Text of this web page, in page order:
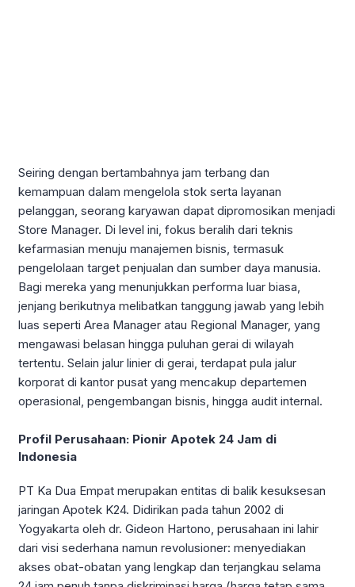
Seiring dengan bertambahnya jam terbang dan
kemampuan dalam mengelola stok serta layanan
pelanggan, seorang karyawan dapat dipromosikan menjadi
Store Manager. Di level ini, fokus beralih dari teknis
kefarmasian menuju manajemen bisnis, termasuk
pengelolaan target penjualan dan sumber daya manusia.
Bagi mereka yang menunjukkan performa luar biasa,
jenjang berikutnya melibatkan tanggung jawab yang lebih
luas seperti Area Manager atau Regional Manager, yang
mengawasi belasan hingga puluhan gerai di wilayah
tertentu. Selain jalur linier di gerai, terdapat pula jalur
korporat di kantor pusat yang mencakup departemen
operasional, pengembangan bisnis, hingga audit internal.
Profil Perusahaan: Pionir Apotek 24 Jam di
Indonesia
PT Ka Dua Empat merupakan entitas di balik kesuksesan
jaringan Apotek K24. Didirikan pada tahun 2002 di
Yogyakarta oleh dr. Gideon Hartono, perusahaan ini lahir
dari visi sederhana namun revolusioner: menyediakan
akses obat-obatan yang lengkap dan terjangkau selama